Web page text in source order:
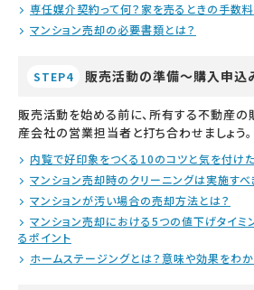
専任媒介契約って何？家を売るときの手数
マンション売却の必要書類とは？
STEP4 販売活動の準備～購入申込
販売活動を始める前に、所有する不動産
産会社の営業担当者と打ち合わせましょう。
内覧で好印象をつくる10のコツと気を付け
マンション売却時のクリーニングは実施すべ
マンションが汚い場合の売却方法とは？
マンション売却における5つの値下げタイミ
るポイント
ホームステージングとは？意味や効果をわ